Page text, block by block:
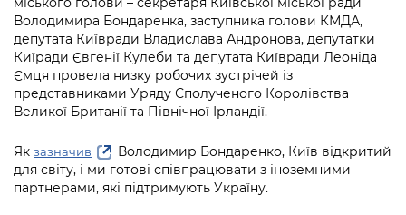
Підприємства, установи, організації
Kyiv International Relations
Річні звіти
Гендерна політика
Безбар'єрність
Київська міська військова адміністрація
Портал Захисників та Захисниць
Безбар'єрність
Портал послуг
Міський застосунок Київ Цифровий
Важливе під час воєнного стану
Уряд» – місцевий рівень»
Важливе під час воєнного стану
Про відкриті дані
Портал даних Києва
Публічні дашборди
Володимира Бондаренка, заступника голови КМДА,
депутата Київради Владислава Андронова, депутатки
Киїради Євгенії Кулеби та депутата Київради Леоніда
Ємця провела низку робочих зустрічей із
представниками Уряду Сполученого Королівства
Великої Британії та Північної Ірландії.
Як зазначив
Володимир Бондаренко, Київ відкритий
для світу, і ми готові співпрацювати з іноземними
партнерами, які підтримують Україну.